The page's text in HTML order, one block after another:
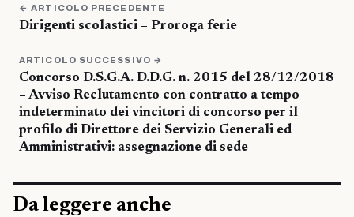
← ARTICOLO PRECEDENTE
Dirigenti scolastici – Proroga ferie
ARTICOLO SUCCESSIVO →
Concorso D.S.G.A. D.D.G. n. 2015 del 28/12/2018
– Avviso Reclutamento con contratto a tempo
indeterminato dei vincitori di concorso per il
profilo di Direttore dei Servizio Generali ed
Amministrativi: assegnazione di sede
Da leggere anche